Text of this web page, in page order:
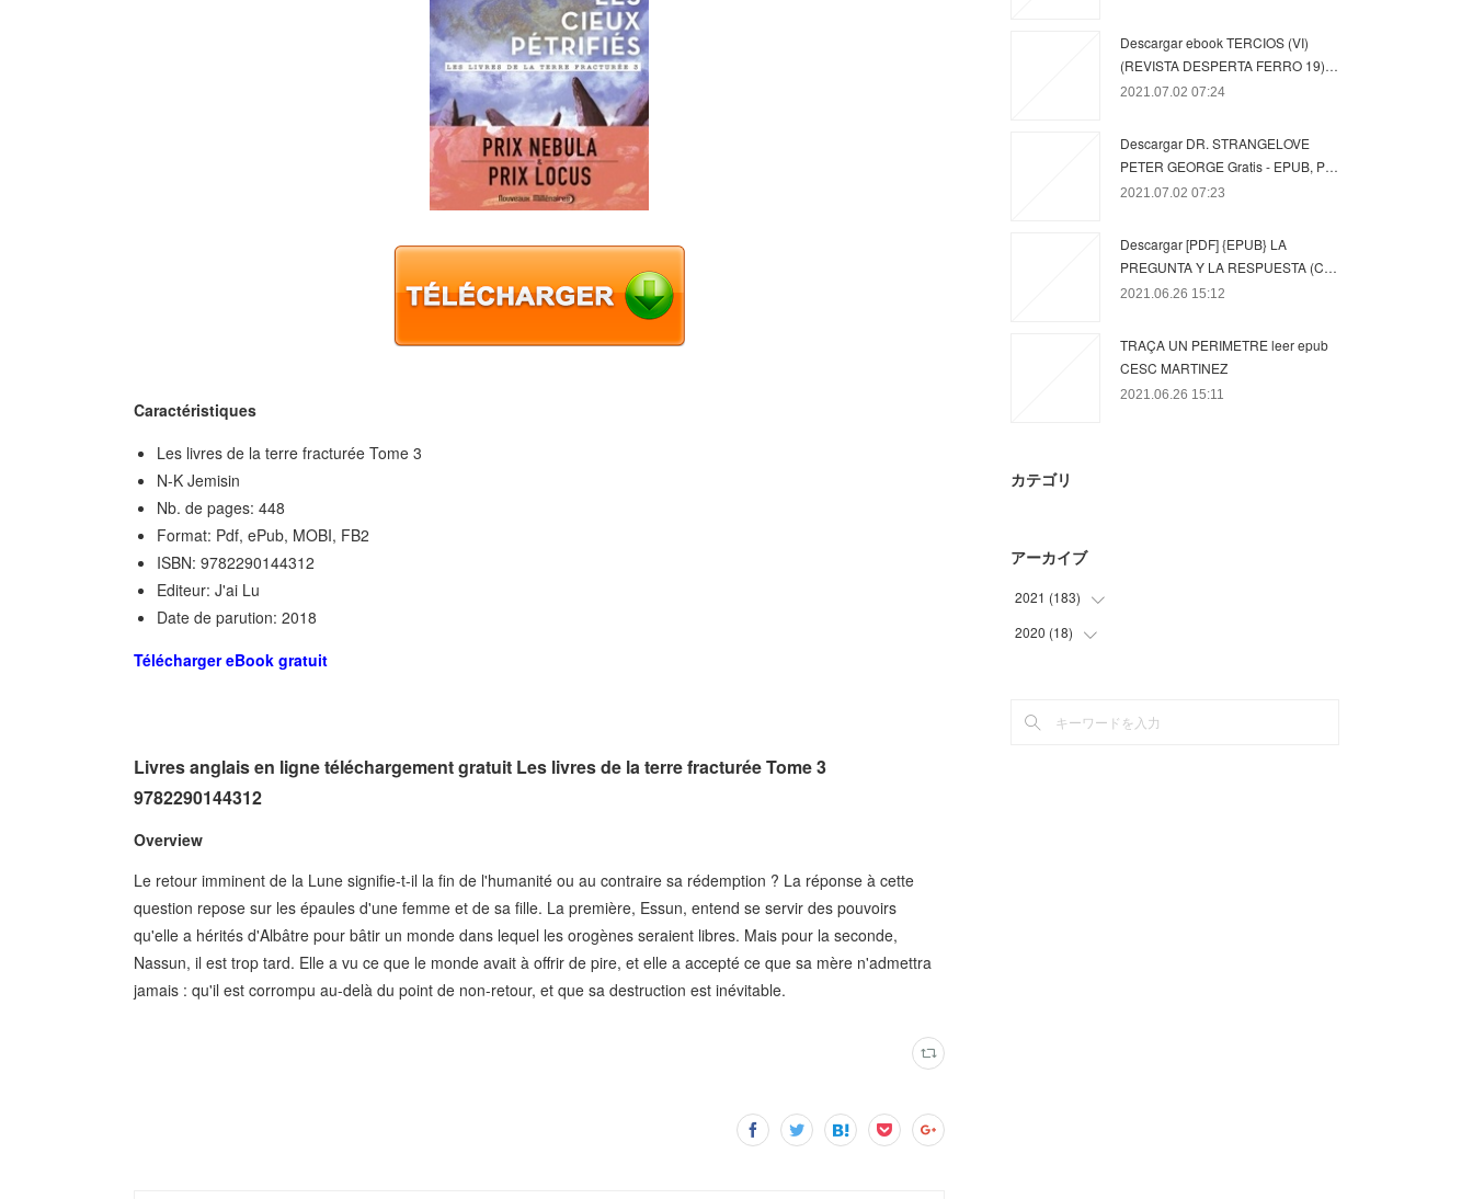
Caractéristiques
Les livres de la terre fracturée Tome 3
N-K Jemisin
Nb. de pages: 448
Format: Pdf, ePub, MOBI, FB2
ISBN: 9782290144312
Editeur: J'ai Lu
Date de parution: 2018
Télécharger eBook gratuit
Livres anglais en ligne téléchargement gratuit Les livres de la terre fracturée Tome 3
9782290144312
Overview
Le retour imminent de la Lune signifie-t-il la fin de l'humanité ou au contraire sa rédemption ? La réponse à cette
question repose sur les épaules d'une femme et de sa fille. La première, Essun, entend se servir des pouvoirs
qu'elle a hérités d'Albâtre pour bâtir un monde dans lequel les orogènes seraient libres. Mais pour la seconde,
Nassun, il est trop tard. Elle a vu ce que le monde avait à offrir de pire, et elle a accepté ce que sa mère n'admettra
jamais : qu'il est corrompu au-delà du point de non-retour, et que sa destruction est inévitable.
Descargar ebook TERCIOS (VI)
(REVISTA DESPERTA FERRO 19)…
2021.07.02 07:24
Descargar DR. STRANGELOVE
PETER GEORGE Gratis - EPUB, P…
2021.07.02 07:23
Descargar [PDF] {EPUB} LA
PREGUNTA Y LA RESPUESTA (C…
2021.06.26 15:12
TRAÇA UN PERIMETRE leer epub
CESC MARTINEZ
2021.06.26 15:11
カテゴリ
アーカイブ
2021 (183)
(3
(
2020 (18)